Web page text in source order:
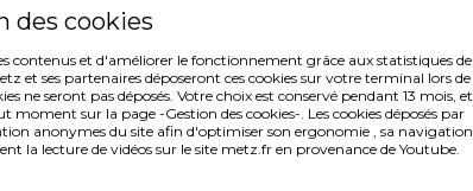
contenus et d'améliorer le fonctionnement grâce aux statistiques de
et ses partenaires déposeront ces cookies sur votre terminal lors de
ne seront pas déposés. Votre choix est conservé pendant 13 mois, et
sur la page -Gestion des cookies-. Les cookies déposés par
anonymes du site afin d'optimiser son ergonomie , sa navigation
la lecture de vidéos sur le site metz.fr en provenance de Youtube.
aux-
| Grigy |
Magny